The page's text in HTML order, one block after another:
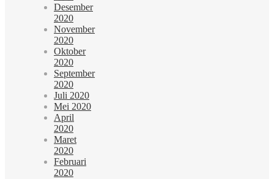
Desember
2020
November
2020
Oktober
2020
September
2020
Juli 2020
Mei 2020
April
2020
Maret
2020
Februari
2020